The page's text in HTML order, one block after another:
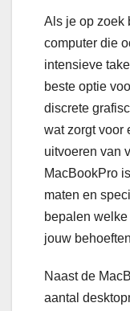
Als je op zoek
computer die
intensieve
beste optie
discrete
wat zorgt voor
uitvoeren van
MacBookPro
maten en
bepalen
jouw
Naast de
aantal